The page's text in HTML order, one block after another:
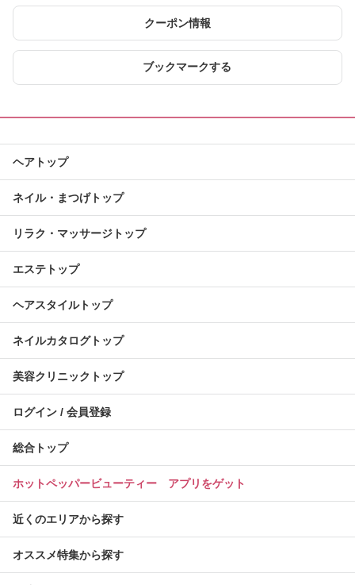
クーポン情報
ブックマークする
ヘアトップ
ネイル・まつげトップ
リラク・マッサージトップ
エステトップ
ヘアスタイルトップ
ネイルカタログトップ
美容クリニックトップ
ログイン / 会員登録
総合トップ
ホットペッパービューティー アプリをゲット
近くのエリアから探す
オススメ特集から探す